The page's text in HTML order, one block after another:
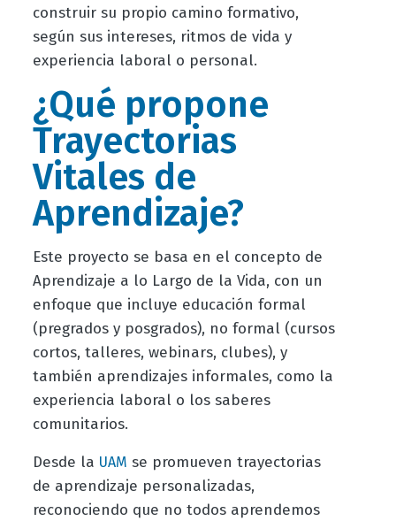
construir su propio camino formativo,
según sus intereses, ritmos de vida y
experiencia laboral o personal.
¿Qué propone
Trayectorias
Vitales de
Aprendizaje?
Este proyecto se basa en el concepto de
Aprendizaje a lo Largo de la Vida, con un
enfoque que incluye educación formal
(pregrados y posgrados), no formal (cursos
cortos, talleres, webinars, clubes), y
también aprendizajes informales, como la
experiencia laboral o los saberes
comunitarios.
Desde la UAM se promueven trayectorias
de aprendizaje personalizadas,
reconociendo que no todos aprendemos